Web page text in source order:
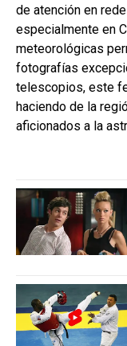
de atención en
especialmente en
meteorológicas
fotografías
telescopios, este
haciendo de la
aficionados a la